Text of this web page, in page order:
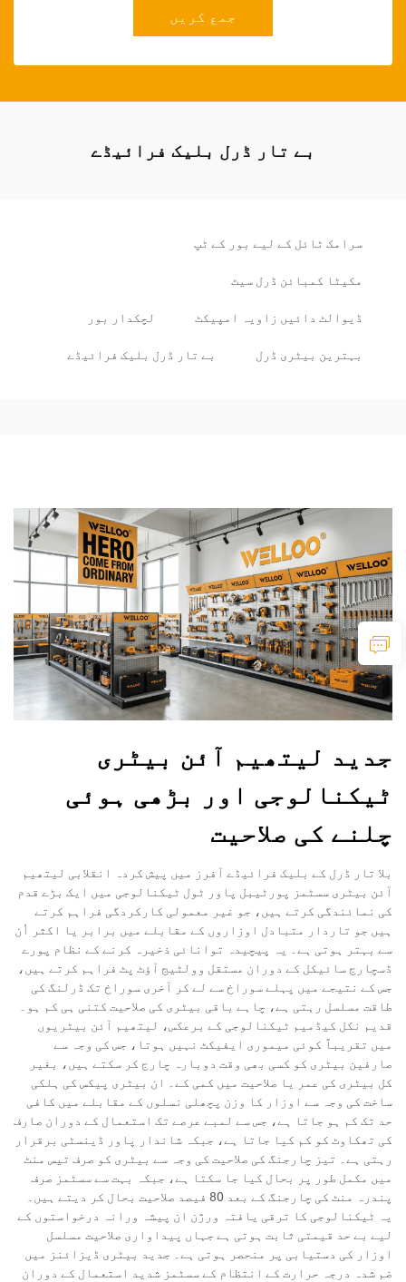
جمع کریں
بے تار ڈرل بلیک فرائیڈے
سرامک ٹائل کے لیے بور کے ٹپ
مکیٹا کمبائن ڈرل سیٹ
ڈیوالٹ دائیں زاویہ امپیکٹ لچکدار بور
بہترین بیٹری ڈرل بے تار ڈرل بلیک فرائیڈے
جدید لیتھیم آئن بیٹری
ٹیکنالوجی اور بڑھی ہوئی
چلنے کی صلاحیت
بلا تار ڈرل کے بلیک فرائیڈے آفرز میں پیش کردہ انقلابی لیتھیم
آئن بیٹری سسٹمز پورٹیبل پاور ٹول ٹیکنالوجی میں ایک بڑے قدم
کی نمائندگی کرتے ہیں، جو غیر معمولی کارکردگی فراہم کرتے
ہیں جو تاردار متبادل اوزاروں کے مقابلے میں برابر یا اکثر اُن
سے بہتر ہوتی ہے۔ یہ پیچیدہ توانائی ذخیرہ کرنے کے نظام پورے
ڈسچارج سائیکل کے دوران مستقل وولٹیج آؤٹ پٹ فراہم کرتے ہیں،
جس کے نتیجے میں پہلے سوراخ سے لے کر آخری سوراخ تک ڈرلنگ کی
طاقت مسلسل رہتی ہے، چاہے باقی بیٹری کی صلاحیت کتنی ہی کم ہو۔
قدیم نکل کیڈمیم ٹیکنالوجی کے برعکس، لیتھیم آئن بیٹریوں
میں تقریباً کوئی میموری ایفیکٹ نہیں ہوتا، جس کی وجہ سے
صارفین بیٹری کو کسی بھی وقت دوبارہ چارج کر سکتے ہیں، بغیر
کل بیٹری کی عمر یا صلاحیت میں کمی کے۔ ان بیٹری پیکس کی ہلکی
ساخت کی وجہ سے اوزار کا وزن پچھلی نسلوں کے مقابلے میں کافی
حد تک کم ہو جاتا ہے، جس سے لمبے عرصے تک استعمال کے دوران صارف
کی تھکاوٹ کو کم کیا جاتا ہے، جبکہ شاندار پاور ڈینسٹی برقرار
رہتی ہے۔ تیز چارجنگ کی صلاحیت کی وجہ سے بیٹری کو صرف تیس منٹ
میں مکمل طور پر بحال کیا جا سکتا ہے، جبکہ بہت سے سسٹمز صرف
پندرہ منٹ کی چارجنگ کے بعد 80 فیصد صلاحیت بحال کر دیتے ہیں۔
یہ ٹیکنالوجی کا ترقی یافتہ ورژن ان پیشہ ورانہ درخواستوں کے
لیے بے حد قیمتی ثابت ہوتی ہے جہاں پیداواری صلاحیت مسلسل
اوزار کی دستیابی پر منحصر ہوتی ہے۔ جدید بیٹری ڈیزائنز میں
ضم شدہ درجہ حرارت کے انتظام کے سسٹمز شدید استعمال کے دوران